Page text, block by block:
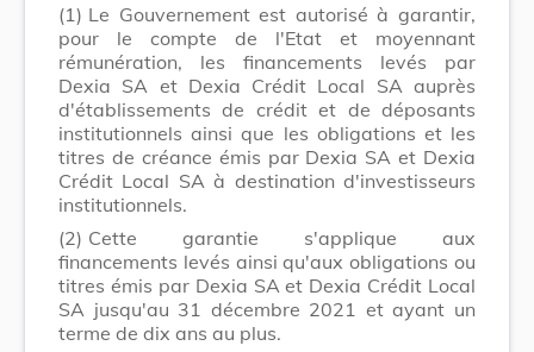
(1) Le Gouvernement est autorisé à garantir,
pour le compte de l'Etat et moyennant
rémunération, les financements levés par
Dexia SA et Dexia Crédit Local SA auprès
d'établissements de crédit et de déposants
institutionnels ainsi que les obligations et les
titres de créance émis par Dexia SA et Dexia
Crédit Local SA à destination d'investisseurs
institutionnels.
(2) Cette garantie s'applique aux
financements levés ainsi qu'aux obligations ou
titres émis par Dexia SA et Dexia Crédit Local
SA jusqu'au 31 décembre 2021 et ayant un
terme de dix ans au plus.